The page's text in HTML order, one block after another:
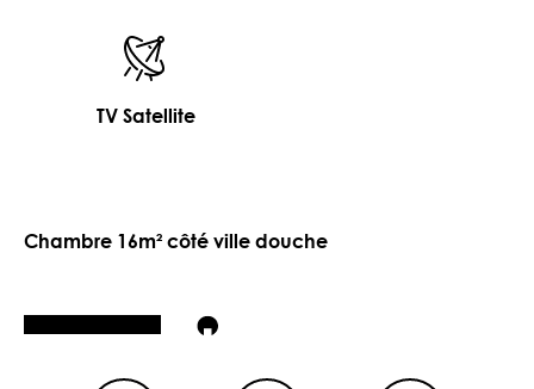
TV Satellite
Chambre 16m² côté ville douche